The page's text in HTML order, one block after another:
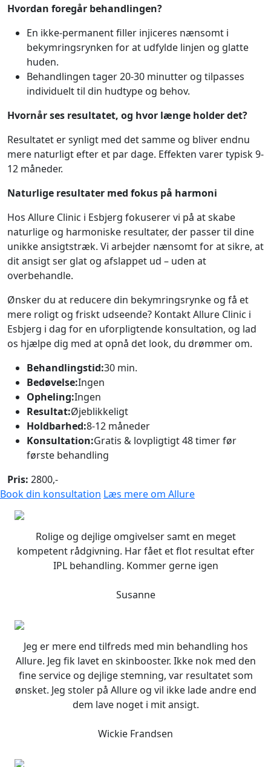
Hvordan foregår behandlingen?
En ikke-permanent filler injiceres nænsomt i
bekymringsrynken for at udfylde linjen og glatte
huden.
Behandlingen tager 20-30 minutter og tilpasses
individuelt til din hudtype og behov.
Hvornår ses resultatet, og hvor længe holder det?
Resultatet er synligt med det samme og bliver endnu
mere naturligt efter et par dage. Effekten varer typisk 9-
12 måneder.
Naturlige resultater med fokus på harmoni
Hos Allure Clinic i Esbjerg fokuserer vi på at skabe
naturlige og harmoniske resultater, der passer til dine
unikke ansigtstræk. Vi arbejder nænsomt for at sikre, at
dit ansigt ser glat og afslappet ud – uden at
overbehandle.
Ønsker du at reducere din bekymringsrynke og få et
mere roligt og friskt udseende? Kontakt Allure Clinic i
Esbjerg i dag for en uforpligtende konsultation, og lad
os hjælpe dig med at opnå det look, du drømmer om.
Behandlingstid:30 min.
Bedøvelse:Ingen
Opheling:Ingen
Resultat:Øjeblikkeligt
Holdbarhed:8-12 måneder
Konsultation:Gratis & lovpligtigt 48 timer før
første behandling
Pris: 2800,-
Book din konsultation Læs mere om Allure
Rolige og dejlige omgivelser samt en meget
kompetent rådgivning. Har fået et flot resultat efter
IPL behandling. Kommer gerne igen
Susanne
Jeg er mere end tilfreds med min behandling hos
Allure. Jeg fik lavet en skinbooster. Ikke nok med den
fine service og dejlige stemning, var resultatet som
ønsket. Jeg stoler på Allure og vil ikke lade andre end
dem lave noget i mit ansigt.
Wickie Frandsen